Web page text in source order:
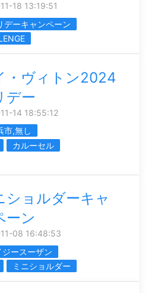
18 13:19:51
デーキャンペーン
・ヴィトン2024
デー
14 18:55:12
市,無し
カルーセル
ショルダーキャ
ーン
08 16:48:53
ジースーザン
ミニショルダー